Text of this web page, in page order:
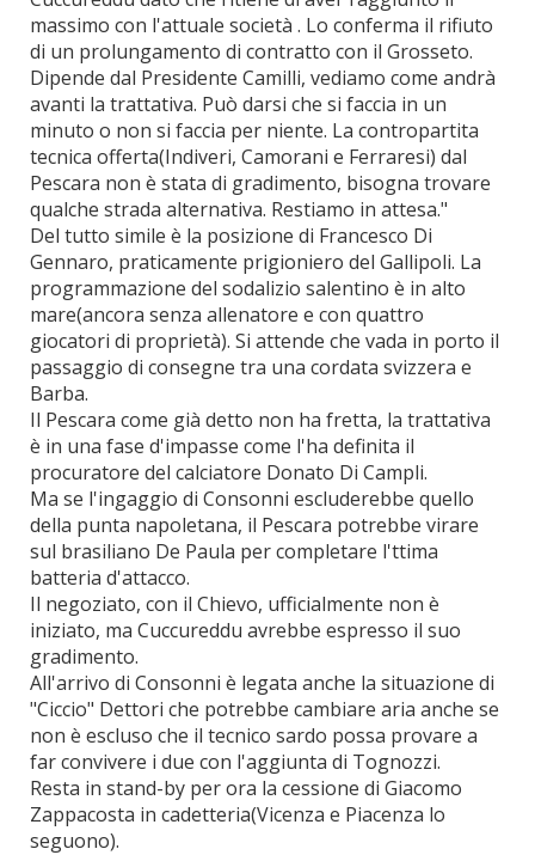
massimo con l'attuale società . Lo conferma il rifiuto
di un prolungamento di contratto con il Grosseto.
Dipende dal Presidente Camilli, vediamo come andrà
avanti la trattativa. Può darsi che si faccia in un
minuto o non si faccia per niente. La contropartita
tecnica offerta(Indiveri, Camorani e Ferraresi) dal
Pescara non è stata di gradimento, bisogna trovare
qualche strada alternativa. Restiamo in attesa."
Del tutto simile è la posizione di Francesco Di
Gennaro, praticamente prigioniero del Gallipoli. La
programmazione del sodalizio salentino è in alto
mare(ancora senza allenatore e con quattro
giocatori di proprietà). Si attende che vada in porto il
passaggio di consegne tra una cordata svizzera e
Barba.
Il Pescara come già detto non ha fretta, la trattativa
è in una fase d'impasse come l'ha definita il
procuratore del calciatore Donato Di Campli.
Ma se l'ingaggio di Consonni escluderebbe quello
della punta napoletana, il Pescara potrebbe virare
sul brasiliano De Paula per completare l'ttima
batteria d'attacco.
Il negoziato, con il Chievo, ufficialmente non è
iniziato, ma Cuccureddu avrebbe espresso il suo
gradimento.
All'arrivo di Consonni è legata anche la situazione di
"Ciccio" Dettori che potrebbe cambiare aria anche se
non è escluso che il tecnico sardo possa provare a
far convivere i due con l'aggiunta di Tognozzi.
Resta in stand-by per ora la cessione di Giacomo
Zappacosta in cadetteria(Vicenza e Piacenza lo
seguono).